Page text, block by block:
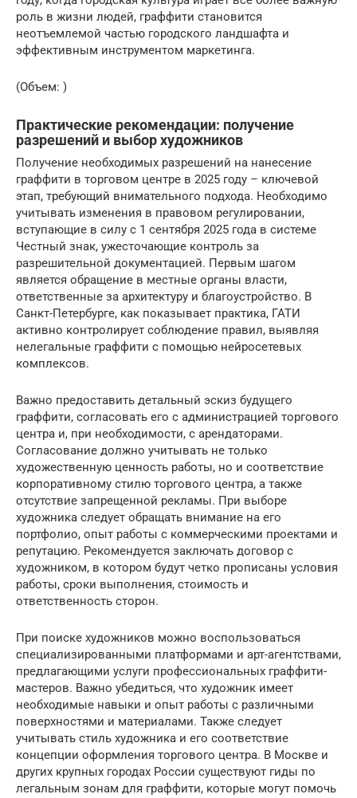
роль в жизни людей, граффити становится
неотъемлемой частью городского ландшафта и
эффективным инструментом маркетинга.
(Объем: )
Практические рекомендации: получение
разрешений и выбор художников
Получение необходимых разрешений на нанесение
граффити в торговом центре в 2025 году – ключевой
этап, требующий внимательного подхода. Необходимо
учитывать изменения в правовом регулировании,
вступающие в силу с 1 сентября 2025 года в системе
Честный знак, ужесточающие контроль за
разрешительной документацией. Первым шагом
является обращение в местные органы власти,
ответственные за архитектуру и благоустройство. В
Санкт-Петербурге, как показывает практика, ГАТИ
активно контролирует соблюдение правил, выявляя
нелегальные граффити с помощью нейросетевых
комплексов.
Важно предоставить детальный эскиз будущего
граффити, согласовать его с администрацией торгового
центра и, при необходимости, с арендаторами.
Согласование должно учитывать не только
художественную ценность работы, но и соответствие
корпоративному стилю торгового центра, а также
отсутствие запрещенной рекламы. При выборе
художника следует обращать внимание на его
портфолио, опыт работы с коммерческими проектами и
репутацию. Рекомендуется заключать договор с
художником, в котором будут четко прописаны условия
работы, сроки выполнения, стоимость и
ответственность сторон.
При поиске художников можно воспользоваться
специализированными платформами и арт-агентствами,
предлагающими услуги профессиональных граффити-
мастеров. Важно убедиться, что художник имеет
необходимые навыки и опыт работы с различными
поверхностями и материалами. Также следует
учитывать стиль художника и его соответствие
концепции оформления торгового центра. В Москве и
других крупных городах России существуют гиды по
легальным зонам для граффити, которые могут помочь